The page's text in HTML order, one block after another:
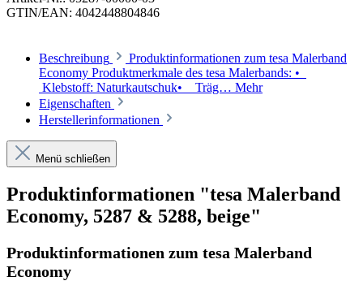
GTIN/EAN: 4042448804846
Beschreibung
Produktinformationen zum tesa Malerband
Economy Produktmerkmale des tesa Malerbands: •
Klebstoff: Naturkautschuk• Träg… Mehr
Eigenschaften
Herstellerinformationen
Menü schließen
Produktinformationen "tesa Malerband
Economy, 5287 & 5288, beige"
Produktinformationen zum tesa Malerband
Economy